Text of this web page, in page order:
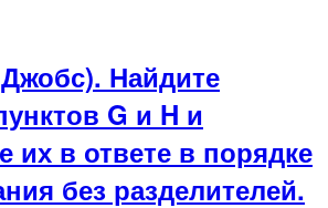
Найдите
G и H и
их в ответе в порядке
без разделителей.